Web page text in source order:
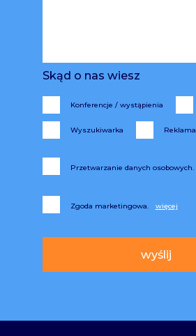
Skąd o nas wiesz
Konferencje / wystąpienia
Wyszukiwarka Reklama
Przetwarzanie danych osobowych.
Zgoda marketingowa.